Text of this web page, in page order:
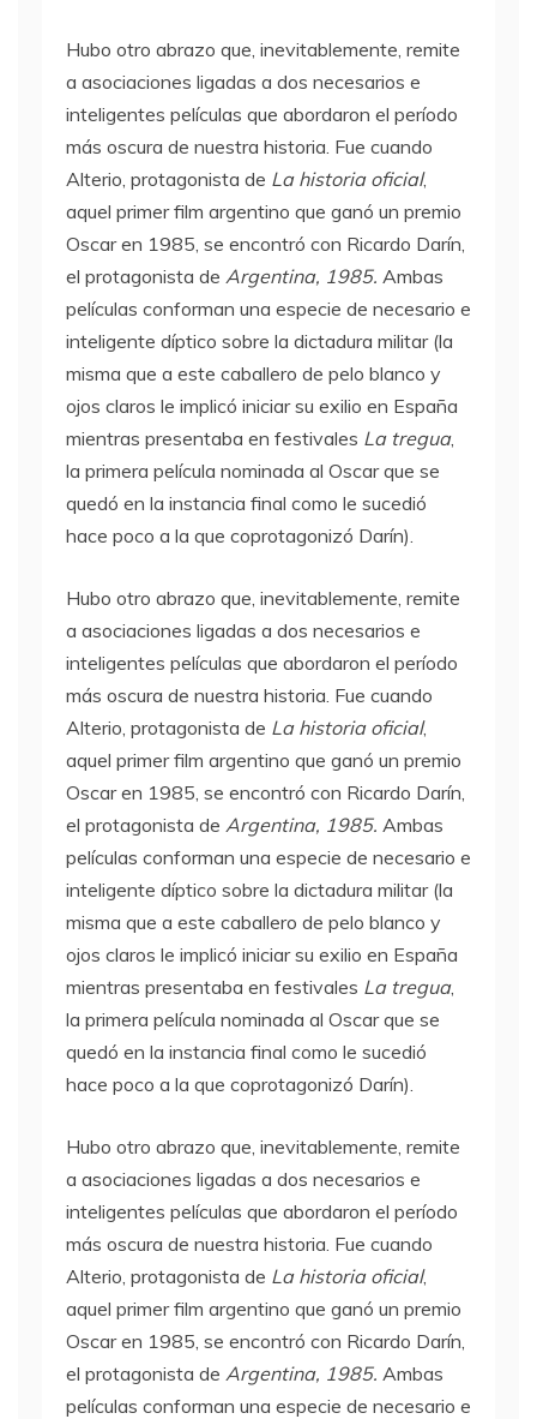
Hubo otro abrazo que, inevitablemente, remite
a asociaciones ligadas a dos necesarios e
inteligentes películas que abordaron el período
más oscura de nuestra historia. Fue cuando
Alterio, protagonista de La historia oficial,
aquel primer film argentino que ganó un premio
Oscar en 1985, se encontró con Ricardo Darín,
el protagonista de Argentina, 1985. Ambas
películas conforman una especie de necesario e
inteligente díptico sobre la dictadura militar (la
misma que a este caballero de pelo blanco y
ojos claros le implicó iniciar su exilio en España
mientras presentaba en festivales La tregua,
la primera película nominada al Oscar que se
quedó en la instancia final como le sucedió
hace poco a la que coprotagonizó Darín).
Hubo otro abrazo que, inevitablemente, remite
a asociaciones ligadas a dos necesarios e
inteligentes películas que abordaron el período
más oscura de nuestra historia. Fue cuando
Alterio, protagonista de La historia oficial,
aquel primer film argentino que ganó un premio
Oscar en 1985, se encontró con Ricardo Darín,
el protagonista de Argentina, 1985. Ambas
películas conforman una especie de necesario e
inteligente díptico sobre la dictadura militar (la
misma que a este caballero de pelo blanco y
ojos claros le implicó iniciar su exilio en España
mientras presentaba en festivales La tregua,
la primera película nominada al Oscar que se
quedó en la instancia final como le sucedió
hace poco a la que coprotagonizó Darín).
Hubo otro abrazo que, inevitablemente, remite
a asociaciones ligadas a dos necesarios e
inteligentes películas que abordaron el período
más oscura de nuestra historia. Fue cuando
Alterio, protagonista de La historia oficial,
aquel primer film argentino que ganó un premio
Oscar en 1985, se encontró con Ricardo Darín,
el protagonista de Argentina, 1985. Ambas
películas conforman una especie de necesario e